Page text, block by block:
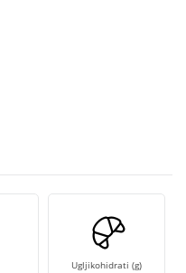
Ugljikohidrati (g)